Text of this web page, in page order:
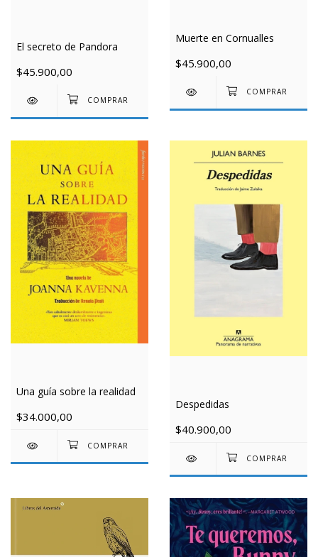
El secreto de Pandora
$45.900,00
Muerte en Cornualles
$45.900,00
Una guía sobre la realidad
$34.000,00
Despedidas
$40.900,00